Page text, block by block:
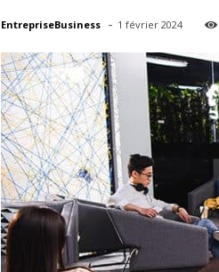
EntrepriseBusiness - 1 février 2024